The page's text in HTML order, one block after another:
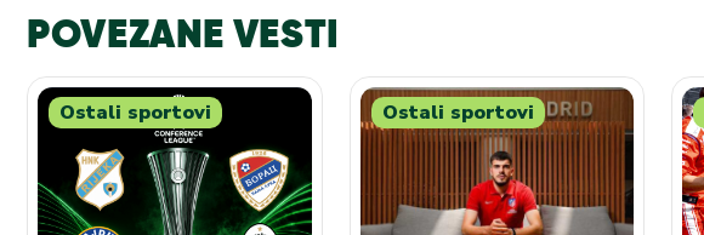
POVEZANE VESTI
Ostali sportovi Ostali sportovi